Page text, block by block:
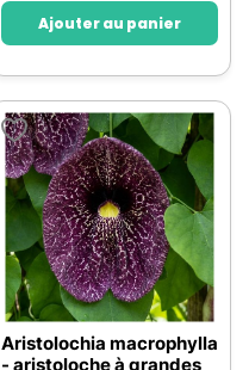
Ajouter au panier
Aristolochia macrophylla
- aristoloche à grandes